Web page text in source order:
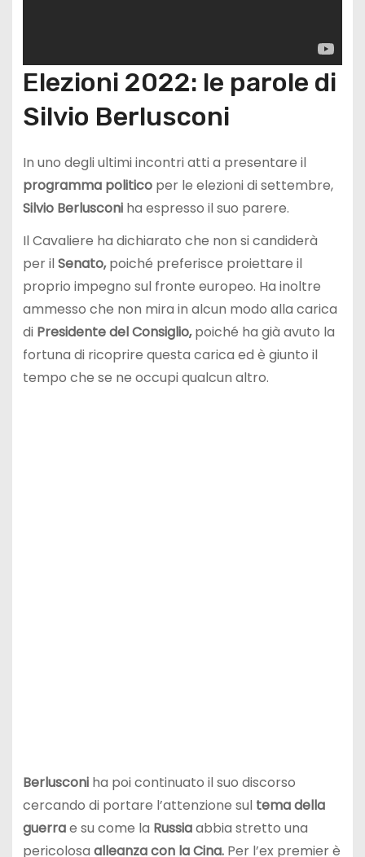
Elezioni 2022: le parole di
Silvio Berlusconi
In uno degli ultimi incontri atti a presentare il
programma politicoper le elezioni di settembre,
Silvio Berlusconiha espresso il suo parere.
Il Cavaliere ha dichiarato che non si candiderà
per ilSenato,poiché preferisce proiettare il
proprio impegno sul fronte europeo. Ha inoltre
ammesso che non mira in alcun modo alla carica
di Presidente del Consiglio,poiché ha già avuto la
fortuna di ricoprire questa carica ed è giunto il
tempo che se ne occupi qualcun altro.
Berlusconiha poi continuato il suo discorso
cercando di portare l’attenzione sul tema della
guerrae su come la Russiaabbia stretto una
pericolosa alleanza con la Cina.Per l’ex premier è